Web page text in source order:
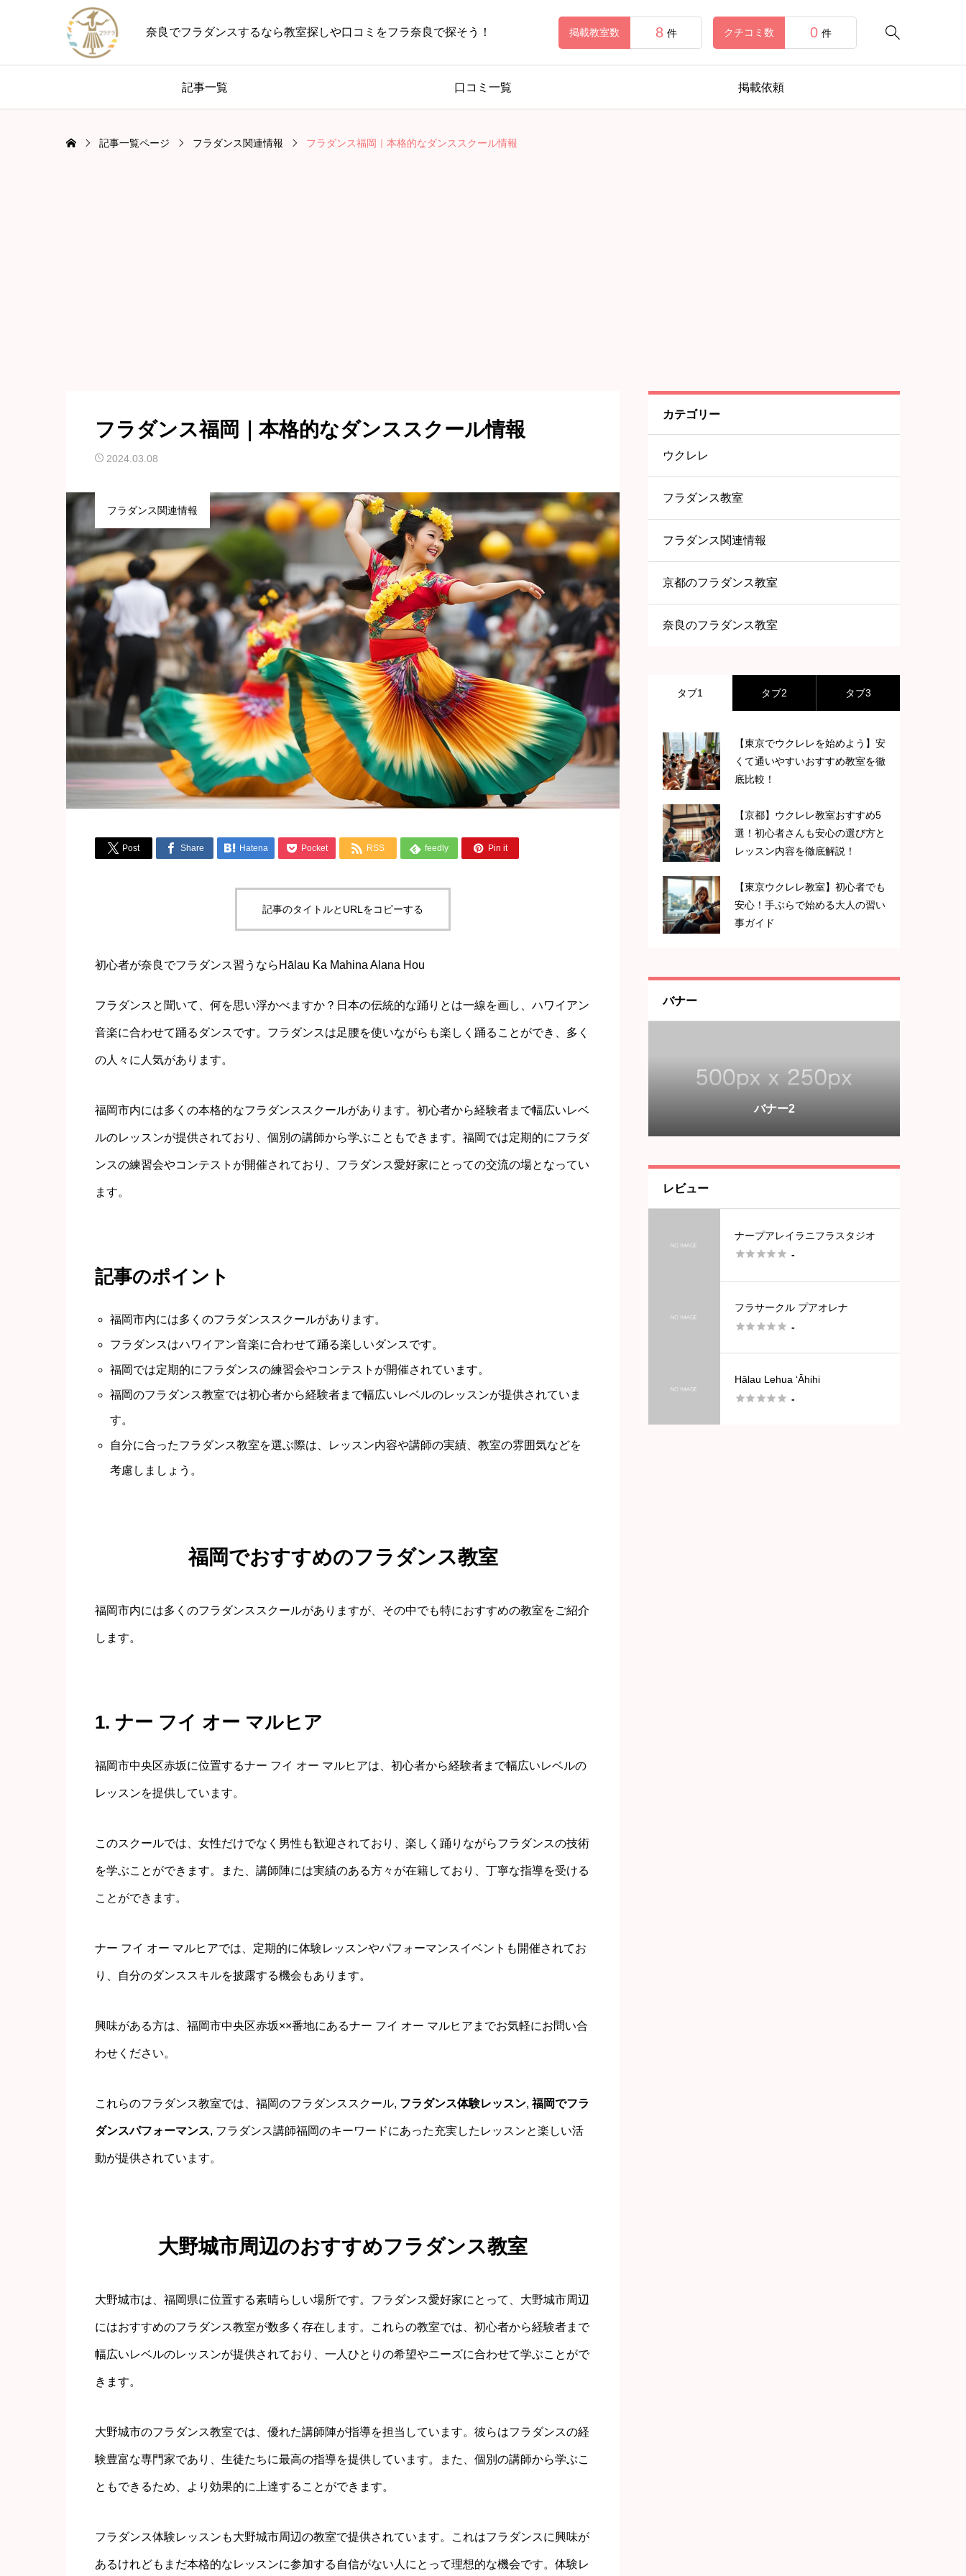
奈良でフラダンスするなら教室探しや口コミをフラ奈良で探そう！ 
掲載教室数 8 件 クチコミ数 0 件
記事一覧 口コミ一覧 掲載依頼
記事一覧ページ フラダンス関連情報 フラダンス福岡｜本格的なダンススクール情報
フラダンス福岡｜本格的なダンススクール情報
2024.03.08
フラダンス関連情報
 Post  Share  Hatena  Pocket  RSS  feedly  Pin it
記事のタイトルとURLをコピーする
初心者が奈良でフラダンス習うならHālau Ka Mahina Alana Hou
フラダンスと聞いて、何を思い浮かべますか？日本の伝統的な踊りとは一線を画し、ハワイアン
音楽に合わせて踊るダンスです。フラダンスは足腰を使いながらも楽しく踊ることができ、多く
の人々に人気があります。
福岡市内には多くの本格的なフラダンススクールがあります。初心者から経験者まで幅広いレベ
ルのレッスンが提供されており、個別の講師から学ぶこともできます。福岡では定期的にフラダ
ンスの練習会やコンテストが開催されており、フラダンス愛好家にとっての交流の場となってい
ます。
記事のポイント
福岡市内には多くのフラダンススクールがあります。
フラダンスはハワイアン音楽に合わせて踊る楽しいダンスです。
福岡では定期的にフラダンスの練習会やコンテストが開催されています。
福岡のフラダンス教室では初心者から経験者まで幅広いレベルのレッスンが提供されていま
す。
自分に合ったフラダンス教室を選ぶ際は、レッスン内容や講師の実績、教室の雰囲気などを
考慮しましょう。
福岡でおすすめのフラダンス教室
福岡市内には多くのフラダンススクールがありますが、その中でも特におすすめの教室をご紹介
します。
1. ナー フイ オー マルヒア
福岡市中央区赤坂に位置するナー フイ オー マルヒアは、初心者から経験者まで幅広いレベルの
レッスンを提供しています。
このスクールでは、女性だけでなく男性も歓迎されており、楽しく踊りながらフラダンスの技術
を学ぶことができます。また、講師陣には実績のある方々が在籍しており、丁寧な指導を受ける
ことができます。
ナー フイ オー マルヒアでは、定期的に体験レッスンやパフォーマンスイベントも開催されてお
り、自分のダンススキルを披露する機会もあります。
興味がある方は、福岡市中央区赤坂××番地にあるナー フイ オー マルヒアまでお気軽にお問い合
わせください。
これらのフラダンス教室では、福岡のフラダンススクール, フラダンス体験レッスン,福岡でフラ
ダンスパフォーマンス, フラダンス講師福岡のキーワードにあった充実したレッスンと楽しい活
動が提供されています。
大野城市周辺のおすすめフラダンス教室
大野城市は、福岡県に位置する素晴らしい場所です。フラダンス愛好家にとって、大野城市周辺
にはおすすめのフラダンス教室が数多く存在します。これらの教室では、初心者から経験者まで
幅広いレベルのレッスンが提供されており、一人ひとりの希望やニーズに合わせて学ぶことがで
きます。
大野城市のフラダンス教室では、優れた講師陣が指導を担当しています。彼らはフラダンスの経
験豊富な専門家であり、生徒たちに最高の指導を提供しています。また、個別の講師から学ぶこ
ともできるため、より効果的に上達することができます。
フラダンス体験レッスンも大野城市周辺の教室で提供されています。これはフラダンスに興味が
あるけれどもまだ本格的なレッスンに参加する自信がない人にとって理想的な機会です。体験レ
カテゴリー
ウクレレ
フラダンス教室
フラダンス関連情報
京都のフラダンス教室
奈良のフラダンス教室
タブ1 タブ2 タブ3
【東京でウクレレを始めよう】安
くて通いやすいおすすめ教室を徹
底比較！
【京都】ウクレレ教室おすすめ5
選！初心者さんも安心の選び方と
レッスン内容を徹底解説！
【東京ウクレレ教室】初心者でも
安心！手ぶらで始める大人の習い
事ガイド
バナー
バナー3
バナー1
バナー2
バナー3
バナー1
レビュー
ナープアレイラニフラスタジオ
 -
フラサークル プアオレナ
 -
Hālau Lehua ‘Āhihi
 -